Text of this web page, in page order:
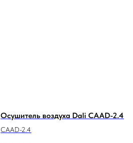
Осушитель воздуха Dali CAAD-2.4
CAAD-2.4